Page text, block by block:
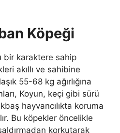
Köpeği
bir karaktere sahip
akıllı ve sahibine
55-68 kg ağırlığına
Koyun, keçi gibi sürü
hayvancılıkta koruma
Bu köpekler öncelikle
korkutarak